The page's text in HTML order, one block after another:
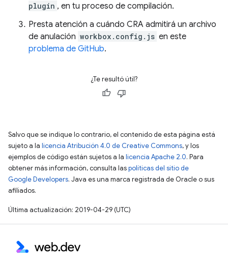
plugin , en tu proceso de compilación.
Presta atención a cuándo CRA admitirá un archivo
de anulación workbox.config.js en este
problema de GitHub.
¿Te resultó útil?
Salvo que se indique lo contrario, el contenido de esta página está
sujeto a la licencia Atribución 4.0 de Creative Commons, y los
ejemplos de código están sujetos a la licencia Apache 2.0. Para
obtener más información, consulta laspolíticas del sitio de
Google Developers. Java es una marca registrada de Oracle o sus
afiliados.
Última actualización: 2019-04-29 (UTC)